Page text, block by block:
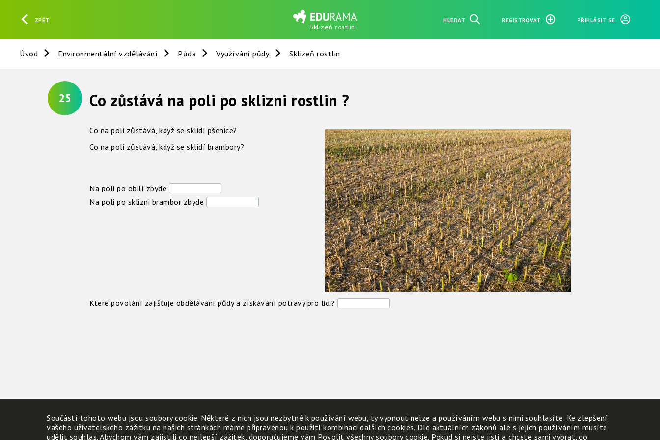
ZPĚT
Sklizeň rostlin
HLEDAT REGISTROVAT PŘIHLÁSIT SE
Úvod Environmentální vzdělávání Půda Využívání půdy Sklizeň rostlin
25 Co zůstává na poli po sklizni rostlin ?
Co na poli zůstává, když se sklidí pšenice?
Co na poli zůstává, když se sklidí brambory?
Na poli po obilí zbyde
Na poli po sklizni brambor zbyde
Které povolání zajišťuje obdělávání půdy a získávání potravy pro lidi?
Součástí tohoto webu jsou soubory cookie. Některé z nich jsou nezbytné k používání webu, ty vypnout nelze a používáním webu s nimi souhlasíte. Ke zlepšení
vašeho uživatelského zážitku na našich stránkách máme připravenou k použití kombinaci dalších cookies. Dle aktuálních zákonů ale s jejich používáním musíte
udělit souhlas. Abychom vám zajistili co nejlepší zážitek, doporučujeme vám Povolit všechny soubory cookie. Pokud si nejste jisti a chcete sami vybrat, co